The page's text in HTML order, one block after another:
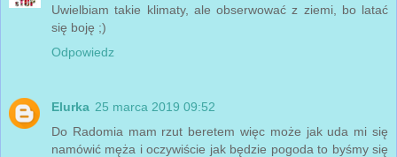
Uwielbiam takie klimaty, ale obserwować z ziemi, bo latać
się boję ;)
Odpowiedz
Elurka 25 marca 2019 09:52
Do Radomia mam rzut beretem więc może jak uda mi się
namówić męża i oczywiście jak będzie pogoda to byśmy się